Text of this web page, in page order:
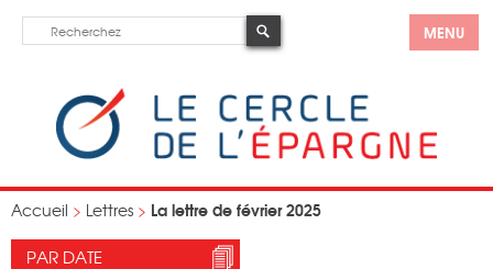
MENU
Accueil > Lettres > La lettre de février 2025
PAR DATE